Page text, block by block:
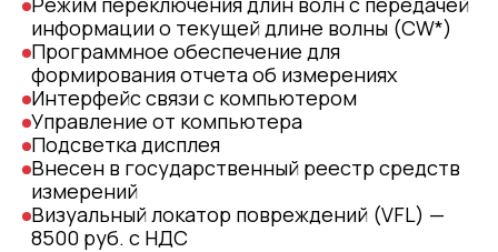
информации о текущей длине волны (CW*)
Программное обеспечение для
формирования отчета об измерениях
Интерфейс связи с компьютером
Управление от компьютера
Подсветка дисплея
Внесен в государственный реестр средств
измерений
Визуальный локатор повреждений (VFL) —
8500 руб. с НДС